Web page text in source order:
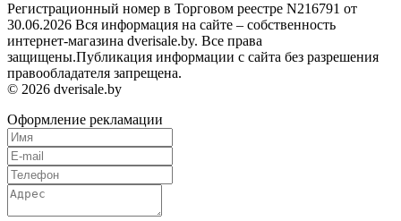
Регистрационный номер в Торговом реестре N216791 от
30.06.2026 Вся информация на сайте – собственность
интернет-магазина dverisale.by. Все права
защищены.Публикация информации с сайта без разрешения
правообладателя запрещена.
© 2026 dverisale.by
Оформление рекламации